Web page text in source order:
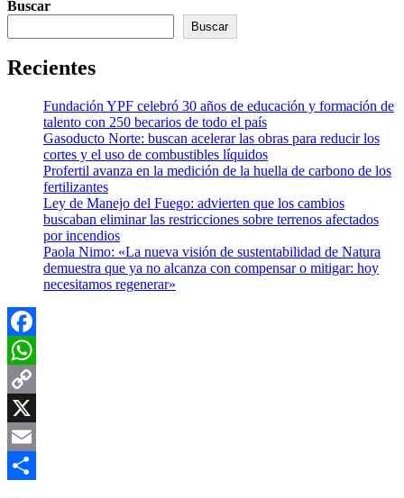
Buscar
Buscar
Recientes
Fundación YPF celebró 30 años de educación y formación de
talento con 250 becarios de todo el país
Gasoducto Norte: buscan acelerar las obras para reducir los
cortes y el uso de combustibles líquidos
Profertil avanza en la medición de la huella de carbono de los
fertilizantes
Ley de Manejo del Fuego: advierten que los cambios
buscaban eliminar las restricciones sobre terrenos afectados
por incendios
Paola Nimo: «La nueva visión de sustentabilidad de Natura
demuestra que ya no alcanza con compensar o mitigar: hoy
necesitamos regenerar»
Facebook
WhatsApp
Copy
Link
X
Email